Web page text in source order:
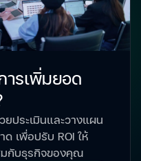
ารเพิ่มยอด
ยประเมินและวางแผน
ด เพื่อปรับ ROI ให้
มกับธุรกิจของคุณ